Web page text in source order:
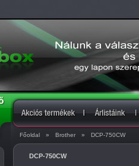
Főoldal » Brother » DCP-750CW
DCP-750CW